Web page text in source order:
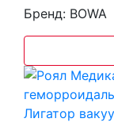
Бренд: BOWA
Лигатор